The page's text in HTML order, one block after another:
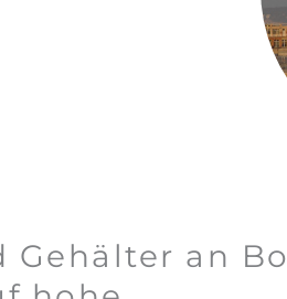
Gehälter an